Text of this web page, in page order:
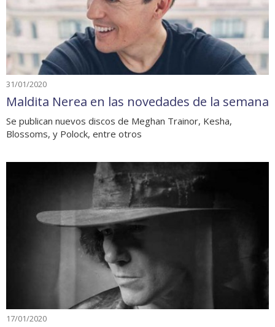
31/01/2020
Maldita Nerea en las novedades de la semana
Se publican nuevos discos de Meghan Trainor, Kesha,
Blossoms, y Polock, entre otros
17/01/2020